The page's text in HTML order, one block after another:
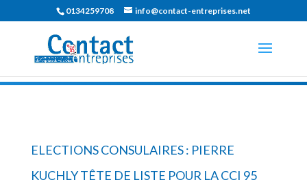
0134259708 info@contact-entreprises.net
ELECTIONS CONSULAIRES : PIERRE
KUCHLY TÊTE DE LISTE POUR LA CCI 95